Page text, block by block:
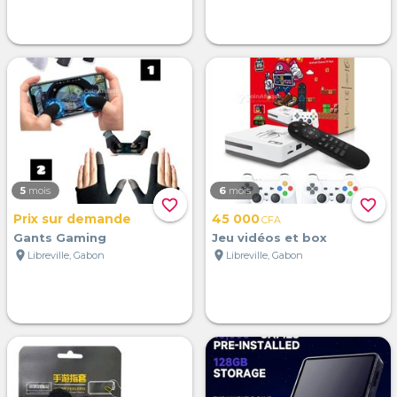
favorite_border
5 mois
Prix sur demande
Gants Gaming
location_on Libreville, Gabon
favorite_border
6 mois
45 000CFA
Jeu vidéos et box
location_on Libreville, Gabon